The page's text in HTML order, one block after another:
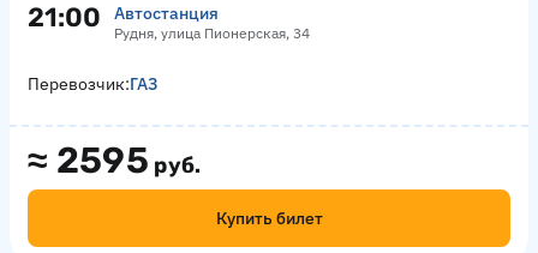
21:00 Автостанция
Рудня, улица Пионерская, 34
≈ 2595 руб.
Купить билет
Перевозчик:ГАЗ